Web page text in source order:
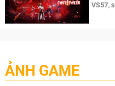
VS57,
ẢNH GAME